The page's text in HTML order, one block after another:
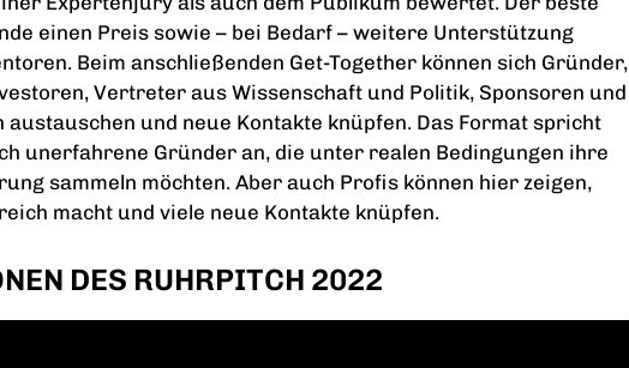
einen Preis sowie – bei Bedarf – weitere Unterstützung
Beim anschließenden Get-Together können sich Gründer,
Vertreter aus Wissenschaft und Politik, Sponsoren und
und neue Kontakte knüpfen. Das Format spricht
unerfahrene Gründer an, die unter realen Bedingungen ihre
sammeln möchten. Aber auch Profis können hier zeigen,
macht und viele neue Kontakte knüpfen.
DES RUHRPITCH 2022